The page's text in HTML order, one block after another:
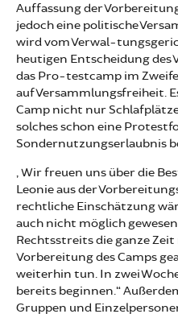
Auffassung der
jedoch eine politische
wird vom Verwal-
heutigen Entscheidung
das Pro-testcamp im
auf Versammlungsfreiheit.
Camp nicht nur
solches schon eine
Sondernutzungserlaubnis
„Wir freuen uns über die
Leonie aus der
rechtliche Einschätzung
auch nicht möglich
Rechtsstreits die ganze
Vorbereitung des Camps
weiterhin tun. In zwei
bereits beginnen.“
Gruppen und